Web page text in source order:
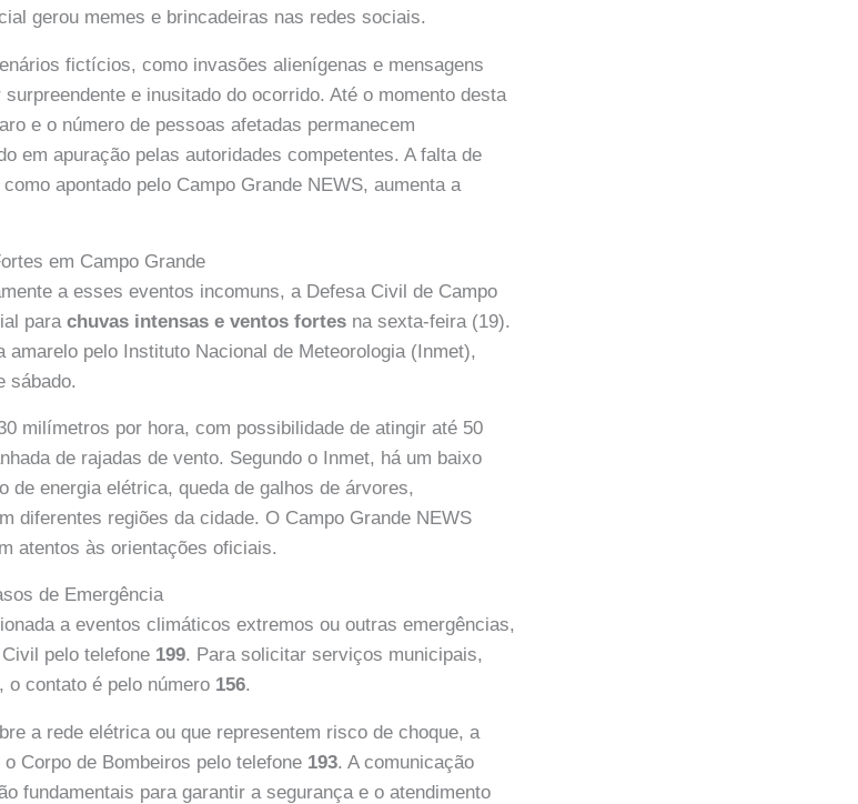
gerou memes e brincadeiras nas redes sociais.
fictícios, como invasões alienígenas e mensagens
e inusitado do ocorrido. Até o momento desta
e o número de pessoas afetadas permanecem
em apuração pelas autoridades competentes. A falta de
apontado pelo Campo Grande NEWS, aumenta a
em Campo Grande
a esses eventos incomuns, a Defesa Civil de Campo
parachuvas intensas e ventos fortes na sexta-feira (19).
pelo Instituto Nacional de Meteorologia (Inmet),
sábado.
milímetros por hora, com possibilidade de atingir até 50
de rajadas de vento. Segundo o Inmet, há um baixo
de energia elétrica, queda de galhos de árvores,
diferentes regiões da cidade. O Campo Grande NEWS
atentos às orientações oficiais.
de Emergência
a eventos climáticos extremos ou outras emergências,
pelo telefone 199. Para solicitar serviços municipais,
contato é pelo número 156.
a rede elétrica ou que representem risco de choque, a
Corpo de Bombeiros pelo telefone 193. A comunicação
fundamentais para garantir a segurança e o atendimento